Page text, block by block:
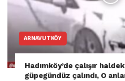
ARNAVUTKÖY
Hadımköy’de çalışır
güpegündüz çalındı, O